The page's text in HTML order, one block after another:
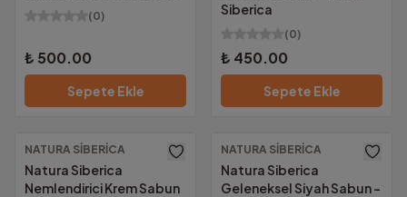
(0)
₺ 500.00
Sepete Ekle
Siberica
(0)
₺ 450.00
Sepete Ekle
NATURA SIBERICA
Natura Siberica
Nemlendirici Krem Sabun
Ücretsiz Kargo
NATURA SIBERICA
Natura Siberica
Geleneksel Siyah Sabun –